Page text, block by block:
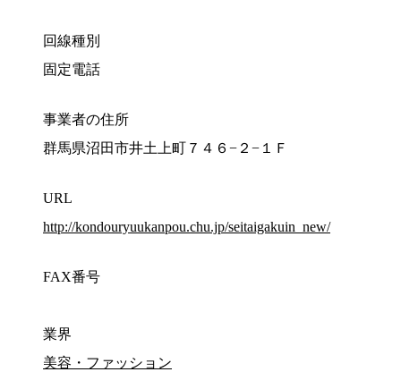
回線種別
固定電話
事業者の住所
群馬県沼田市井土上町７４６−２−１Ｆ
URL
http://kondouryuukanpou.chu.jp/seitaigakuin_new/
FAX番号
業界
美容・ファッション